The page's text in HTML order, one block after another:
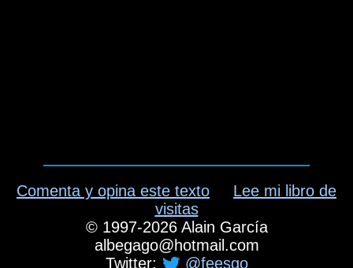
Comenta y opina este texto
Lee mi libro de
visitas
©1997-2026 Alain García
albegago@hotmail.com
Twitter:
@feesgo